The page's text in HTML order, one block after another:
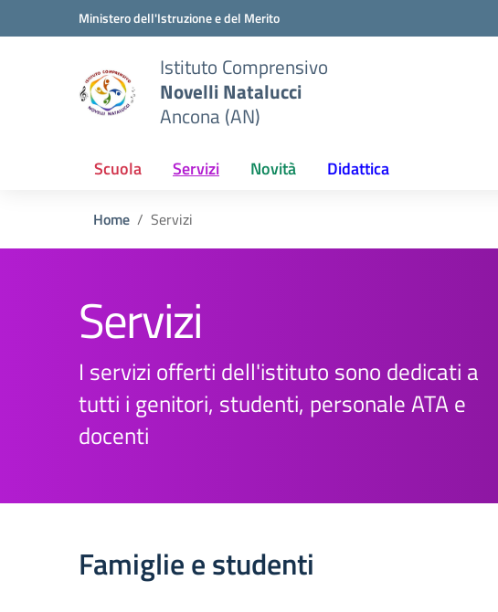
Vai ai contenuti
Vai al menu di navigazioneMinistero dell'Istruzione e del Merito
Istituto Comprensivo
Novelli Natalucci
Ancona (AN)
Scuola Servizi Novità Didattica
Home Servizi
Servizi
I servizi offerti dell'istituto sono dedicati a
tutti i genitori, studenti, personale ATA e
docenti
Famiglie e studenti